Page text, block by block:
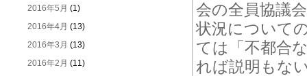
2016年5月 (1)
2016年4月 (13)
2016年3月 (13)
2016年2月 (11)
会の全員協議
状況について
ては「不都合
れば説明もな